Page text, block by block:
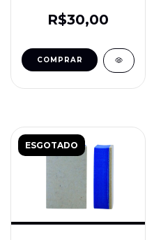
VONIXX
R$30,00
ESGOTADO